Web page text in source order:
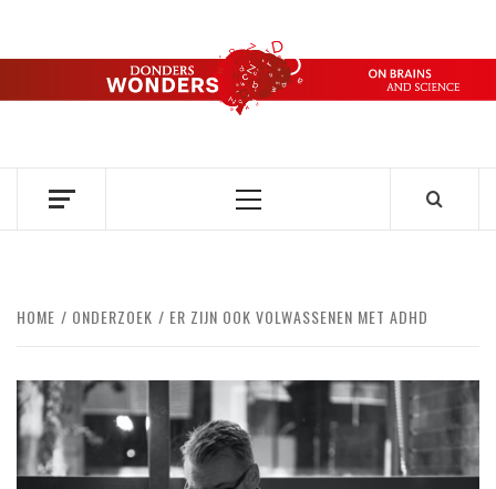
de
DONDERS
OVER HERSENEN EN WETENSCHAP // ON BRAINS AND
Primair
HOME ONDERZOEK ER ZIJN OOK VOLWASSENEN MET ADHD